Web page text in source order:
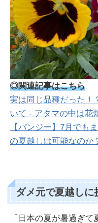
◎関連記事はこちら
実は同じ品種だった！
いて - アタマの中は花
【パンジー】7月でも
の夏越しは可能なのか
ダメ元で夏越しに
「日本の夏が暑過ぎ